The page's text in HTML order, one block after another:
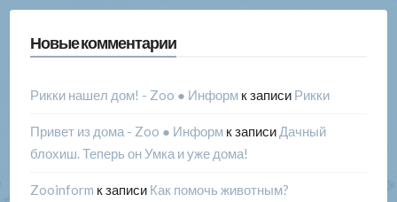
Новые комментарии
Рикки нашел дом! - Zoo ● Информк записи Рикки
Привет из дома - Zoo ● Информк записи Дачный
блохиш. Теперь он Умка и уже дома!
Zooinform к записи Как помочь животным?